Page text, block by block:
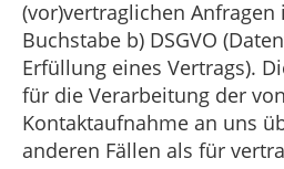
(vor)vertraglichen Anfragen
Buchstabe b) DSGVO
Erfüllung eines Vertrags).
für die Verarbeitung der
Kontaktaufnahme an uns
anderen Fällen als für